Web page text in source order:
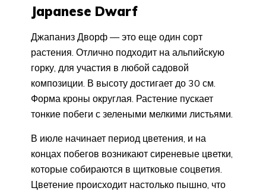
Japanese Dwarf
Джапаниз Дворф — это еще один сорт
растения. Отлично подходит на альпийскую
горку, для участия в любой садовой
композиции. В высоту достигает до 30 см.
Форма кроны округлая. Растение пускает
тонкие побеги с зелеными мелкими листьями.
В июле начинает период цветения, и на
концах побегов возникают сиреневые цветки,
которые собираются в щитковые соцветия.
Цветение происходит настолько пышно, что